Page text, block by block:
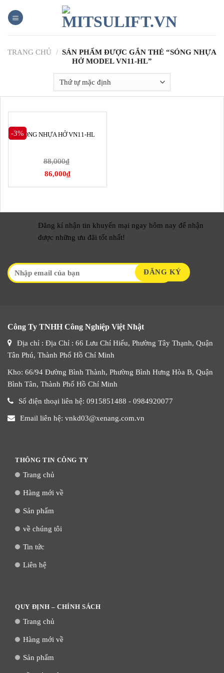
TRANG CHỦ / SẢN PHẨM ĐƯỢC GẮN THẺ “SÓNG NHỰA
HỞ MODEL VN11-HL”
-3%SÓNG NHỰA HỞ VN11-HL
88,000₫
86,000₫
Đăng kí nhận tin khuyến mại ngay hôm nay để nhận
được những ưu đãi tốt nhất!
Công Ty TNHH Công Nghiệp Việt Nhật
Địa chỉ : Địa Chỉ : 66 Lưu Chí Hiếu, Phường Tây Thạnh, Quận
Tân Phú, Thành Phố Hồ Chí Minh
Kho: 66/94 Đường Bình Thành, Phường Bình Hưng Hòa B, Quận
Bình Tân, Thành Phố Hồ Chí Minh
Số điện thoại liên hệ: 0915851488 - 0984920077
Email liên hệ: vnkd03@xenang.com.vn
THÔNG TIN CÔNG TY
Trang chủ
Hàng mới về
Sản phẩm
về chúng tôi
Tin tức
Liên hệ
QUY ĐỊNH – CHÍNH SÁCH
Trang chủ
Hàng mới về
Sản phẩm